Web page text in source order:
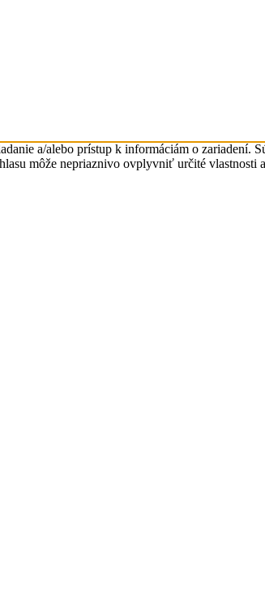
a/alebo prístup k informáciám o zariadení.
môže nepriaznivo ovplyvniť určité vlastnosti